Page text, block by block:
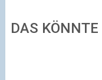
DAS